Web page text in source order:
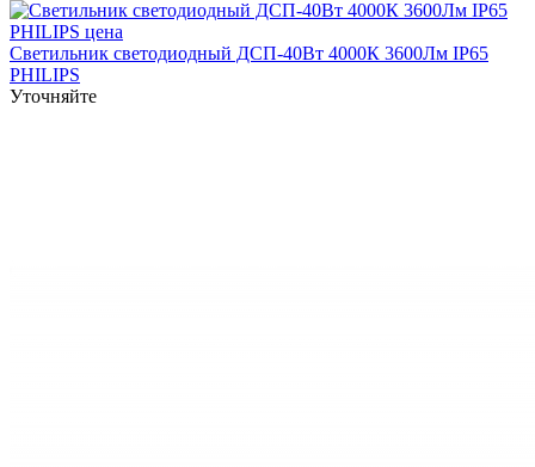
Светильник светодиодный ДСП-40Вт 4000К 3600Лм IP65
PHILIPS
Уточняйте